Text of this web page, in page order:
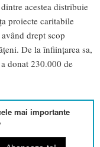
acestea distribuie
proiecte caritabile
drept scop
De la înființarea sa,
donat 230.000 de
mai importante